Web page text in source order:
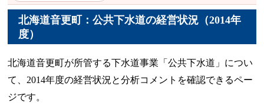
北海道音更町：公共下水道の経営状況（2014年
度）
北海道音更町が所管する下水道事業「公共下水道」につい
て、2014年度の経営状況と分析コメントを確認できるペー
ジです。